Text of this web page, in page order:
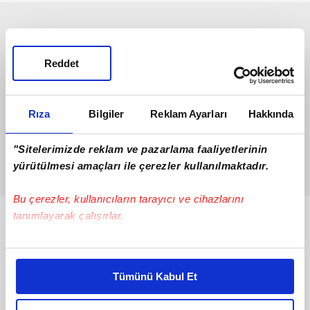
Rıza Bilgiler Reklam Ayarları Hakkında
"Sitelerimizde reklam ve pazarlama faaliyetlerinin
yürütülmesi amaçları ile çerezler kullanılmaktadır.
Bu çerezler, kullanıcıların tarayıcı ve cihazlarını
tanımlayarak çalışırlar.
Bu çerezlere izin vermeniz halinde sizlere özel
daha iyi reklam deneyimi yaşatabiliriz. Bunu yaparken
amacımızın size daha iyi bir reklam deneyimi sunmak
Tümünü Kabul Et
Reddet
Bunlar da Var